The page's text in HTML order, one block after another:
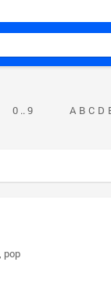
0 .. 9 A B C D
pop